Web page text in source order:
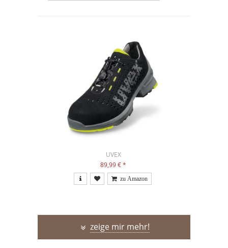
UVEX
89,99 €*
zeige mir mehr!